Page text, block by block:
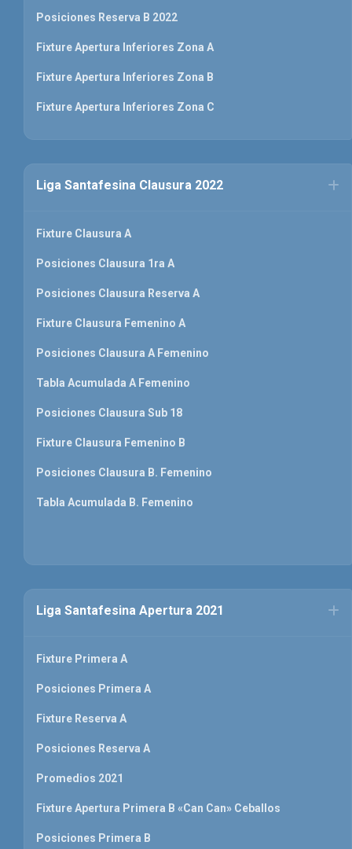
Posiciones Reserva B 2022
Fixture Apertura Inferiores Zona A
Fixture Apertura Inferiores Zona B
Fixture Apertura Inferiores Zona C
Liga Santafesina Clausura 2022
Fixture Clausura A
Posiciones Clausura 1ra A
Posiciones Clausura Reserva A
Fixture Clausura Femenino A
Posiciones Clausura A Femenino
Tabla Acumulada A Femenino
Posiciones Clausura Sub 18
Fixture Clausura Femenino B
Posiciones Clausura B. Femenino
Tabla Acumulada B. Femenino
Liga Santafesina Apertura 2021
Fixture Primera A
Posiciones Primera A
Fixture Reserva A
Posiciones Reserva A
Promedios 2021
Fixture Apertura Primera B «Can Can» Ceballos
Posiciones Primera B